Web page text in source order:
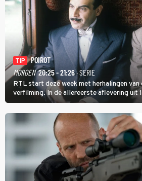
TIP
POIROT
MORGEN 20:25 - 21:26· SERIE
RTL start deze week met herhalingen
verfilming. In de allereerste aflevering uit
speurder op zoek naar een vermiste kok.
verwikkeld in een moordzaak. (HH)